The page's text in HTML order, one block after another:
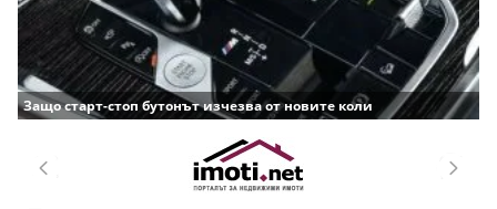
Защо старт-стоп бутонът изчезва от новите коли